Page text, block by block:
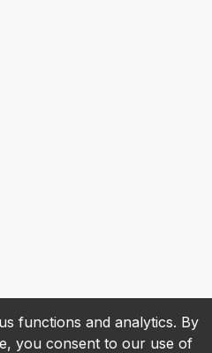
functions and analytics. By
you consent to our use of